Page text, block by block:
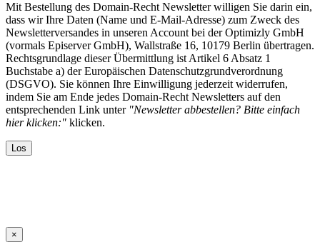
Mit Bestellung des Domain-Recht Newsletter willigen Sie darin ein,
dass wir Ihre Daten (Name und E-Mail-Adresse) zum Zweck des
Newsletterversandes in unseren Account bei der Optimizly GmbH
(vormals Episerver GmbH), Wallstraße 16, 10179 Berlin übertragen.
Rechtsgrundlage dieser Übermittlung ist Artikel 6 Absatz 1
Buchstabe a) der Europäischen Datenschutzgrundverordnung
(DSGVO). Sie können Ihre Einwilligung jederzeit widerrufen,
indem Sie am Ende jedes Domain-Recht Newsletters auf den
entsprechenden Link unter "Newsletter abbestellen? Bitte einfach
hier klicken:" klicken.
×